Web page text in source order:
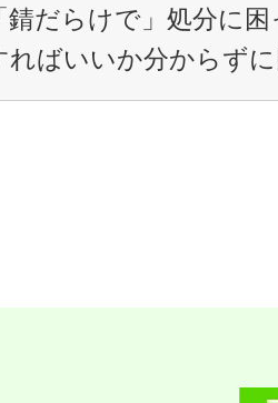
錆だらけで」処分に
ればいいか分からずに